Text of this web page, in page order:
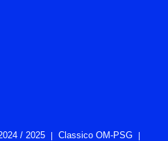
/ 2025 Classico OM-PSG